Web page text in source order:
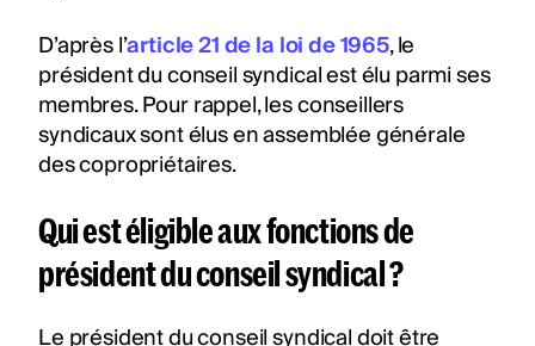
D’après l’article 21 de la loi de 1965, le
président du conseil syndical est élu parmi ses
membres. Pour rappel, les conseillers
syndicaux sont élus en assemblée générale
des copropriétaires.
Qui est éligible aux fonctions de
président du conseil syndical ?
Le président du conseil syndical doit être